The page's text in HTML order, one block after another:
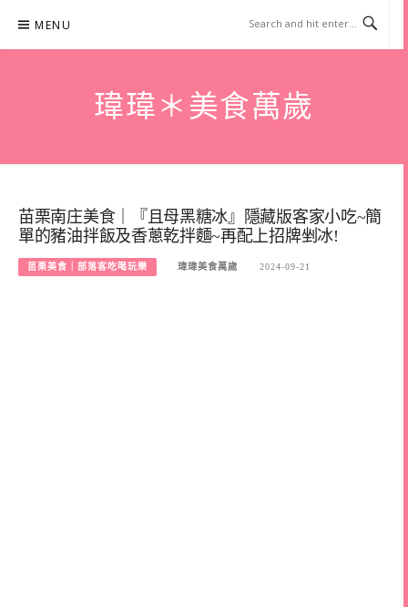
content
MENU
瑋瑋＊美食萬歲
苗栗南庄美食｜『且母黑糖冰』隱藏版客家小吃~簡
單的豬油拌飯及香蔥乾拌麵~再配上招牌剉冰!
苗栗美食｜部落客吃喝玩樂 瑋瑋美食萬歲 2024-09-21